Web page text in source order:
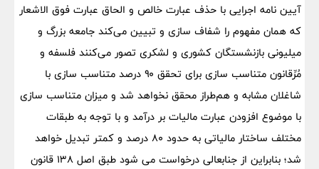
آیین نامه اجرایی با حذف عبارت خالص و الحاق عبارت فوق الاشعار
که همان مفهوم را شفاف سازی و تبیین می‌کند جامعه بزرگ و
میلیونی بازنشستگان کشوری و لشکری تصور می‌کنند فلسفه و
مُرِّقانون متناسب سازی برای تحقق ۹۰ درصد متناسب سازی با
شاغلان مشابه و هم‌طراز محقق نخواهد شد و میزان متناسب سازی
با موضوع افزودن عبارت مالیات بر درآمد و با توجه به طبقات
مختلف ساختار مالیاتی به حدود ۸۰ درصد و کمتر تبدیل خواهد
شد؛ بنابراین از جنابعالی درخواست می شود طبق اصل ۱۳۸ قانون